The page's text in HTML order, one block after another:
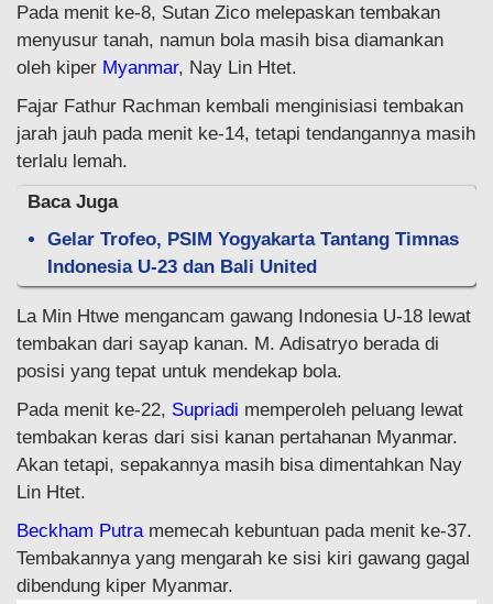
Pada menit ke-8, Sutan Zico melepaskan tembakan
menyusur tanah, namun bola masih bisa diamankan
oleh kiper Myanmar, Nay Lin Htet.
Fajar Fathur Rachman kembali menginisiasi tembakan
jarah jauh pada menit ke-14, tetapi tendangannya masih
terlalu lemah.
Baca Juga
Gelar Trofeo, PSIM Yogyakarta Tantang Timnas
Indonesia U-23 dan Bali United
La Min Htwe mengancam gawang Indonesia U-18 lewat
tembakan dari sayap kanan. M. Adisatryo berada di
posisi yang tepat untuk mendekap bola.
Pada menit ke-22, Supriadi memperoleh peluang lewat
tembakan keras dari sisi kanan pertahanan Myanmar.
Akan tetapi, sepakannya masih bisa dimentahkan Nay
Lin Htet.
Beckham Putra memecah kebuntuan pada menit ke-37.
Tembakannya yang mengarah ke sisi kiri gawang gagal
dibendung kiper Myanmar.